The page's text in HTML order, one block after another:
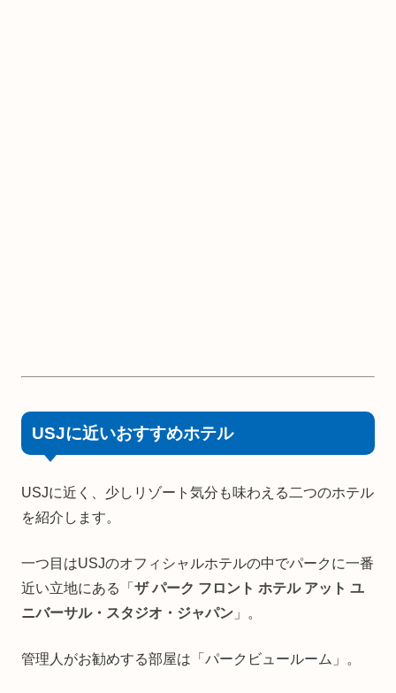
USJに近いおすすめホテル
USJに近く、少しリゾート気分も味わえる二つのホテル
を紹介します。
一つ目はUSJのオフィシャルホテルの中でパークに一番
近い立地にある「 ザ パーク フロント ホテル アット ユ
ニバーサル・スタジオ・ジャパン 」。
管理人がお勧めする部屋は「パークビュールーム」。